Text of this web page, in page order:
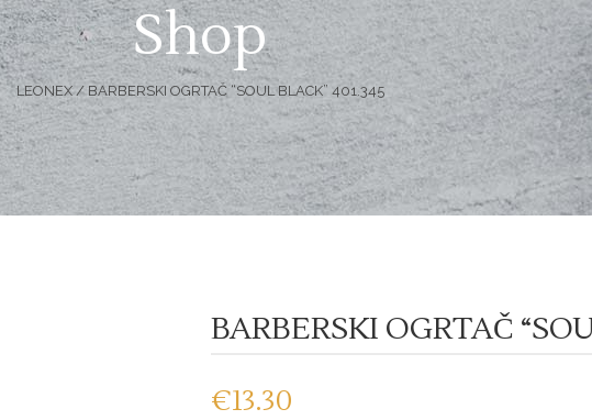
Shop
LEONEX/ BARBERSKI OGRTAČ “SOUL BLACK” 401.345
BARBERSKI OGRTAČ
€13.30